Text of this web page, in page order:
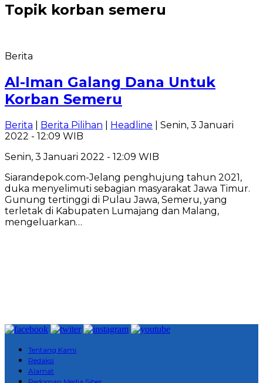
Topik korban semeru
Berita
Al-Iman Galang Dana Untuk
Korban Semeru
Berita Berita Pilihan Headline | Senin, 3 Januari
2022 - 12:09 WIB
Senin, 3 Januari 2022 - 12:09 WIB
Siarandepok.com-Jelang penghujung tahun 2021,
duka menyelimuti sebagian masyarakat Jawa Timur.
Gunung tertinggi di Pulau Jawa, Semeru, yang
terletak di Kabupaten Lumajang dan Malang,
mengeluarkan…
Tentang Kami
Redaksi
Alamat